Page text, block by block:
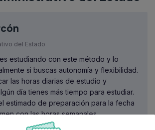
del Estado
estudiando con este método y lo
si buscas autonomía y flexibilidad.
las horas diarias de estudio y
día tienes más tiempo para estudiar.
estimado de preparación para la fecha
con las horas semanales
ves si son suficientes o debes